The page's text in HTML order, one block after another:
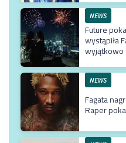
NEWS
Future
wystąpiła
wyjątkowo
NEWS
Fagata
Raper